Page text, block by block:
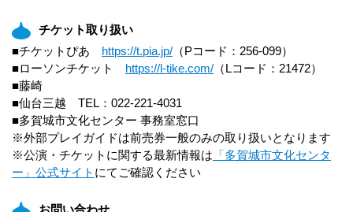
チケット取り扱い
■チケットぴあ https://t.pia.jp/ （Pコード：256-099）
■ローソンチケット https://l-tike.com/ （Lコード：21472）
■藤崎
■仙台三越 TEL：022-221-4031
■多賀城市文化センター 事務室窓口
※外部プレイガイドは前売券一般のみの取り扱いとなります
※公演・チケットに関する最新情報は 「多賀城市文化センタ
ー」公式サイト にてご確認ください
お問い合わせ